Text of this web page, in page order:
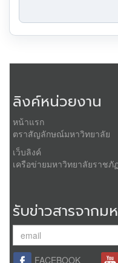
ลิงค์หน่วยงาน
หน้าแรก
ตราสัญลักษณ์มหาวิทยาลัย
เว็บลิงค์
เครือข่ายมหาวิทยาลัยราชภั
รับข่าวสารจากม
FACEBOOK